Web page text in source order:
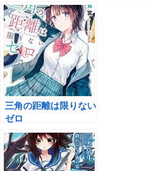
三角の距離は限りない
ゼロ